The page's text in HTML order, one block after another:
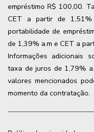
empréstimo R$ 100,00.
CET a partir de 1,51%
portabilidade de
de 1,39% a.m e CET a
Informações adicionais
taxa de juros de 1,79%
valores mencionados
momento da contratação.